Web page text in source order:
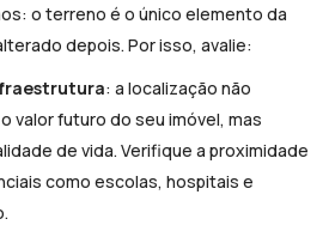
o terreno é o único elemento da
depois. Por isso, avalie:
: a localização não
valor futuro do seu imóvel, mas
de vida. Verifique a proximidade
como escolas, hospitais e